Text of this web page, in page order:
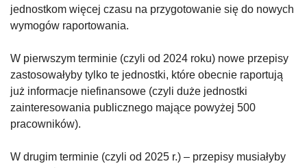
jednostkom więcej czasu na przygotowanie się do nowych
wymogów raportowania.
W pierwszym terminie (czyli od 2024 roku) nowe przepisy
zastosowałyby tylko te jednostki, które obecnie raportują
już informacje niefinansowe (czyli duże jednostki
zainteresowania publicznego mające powyżej 500
pracowników).
W drugim terminie (czyli od 2025 r.) – przepisy musiałyby